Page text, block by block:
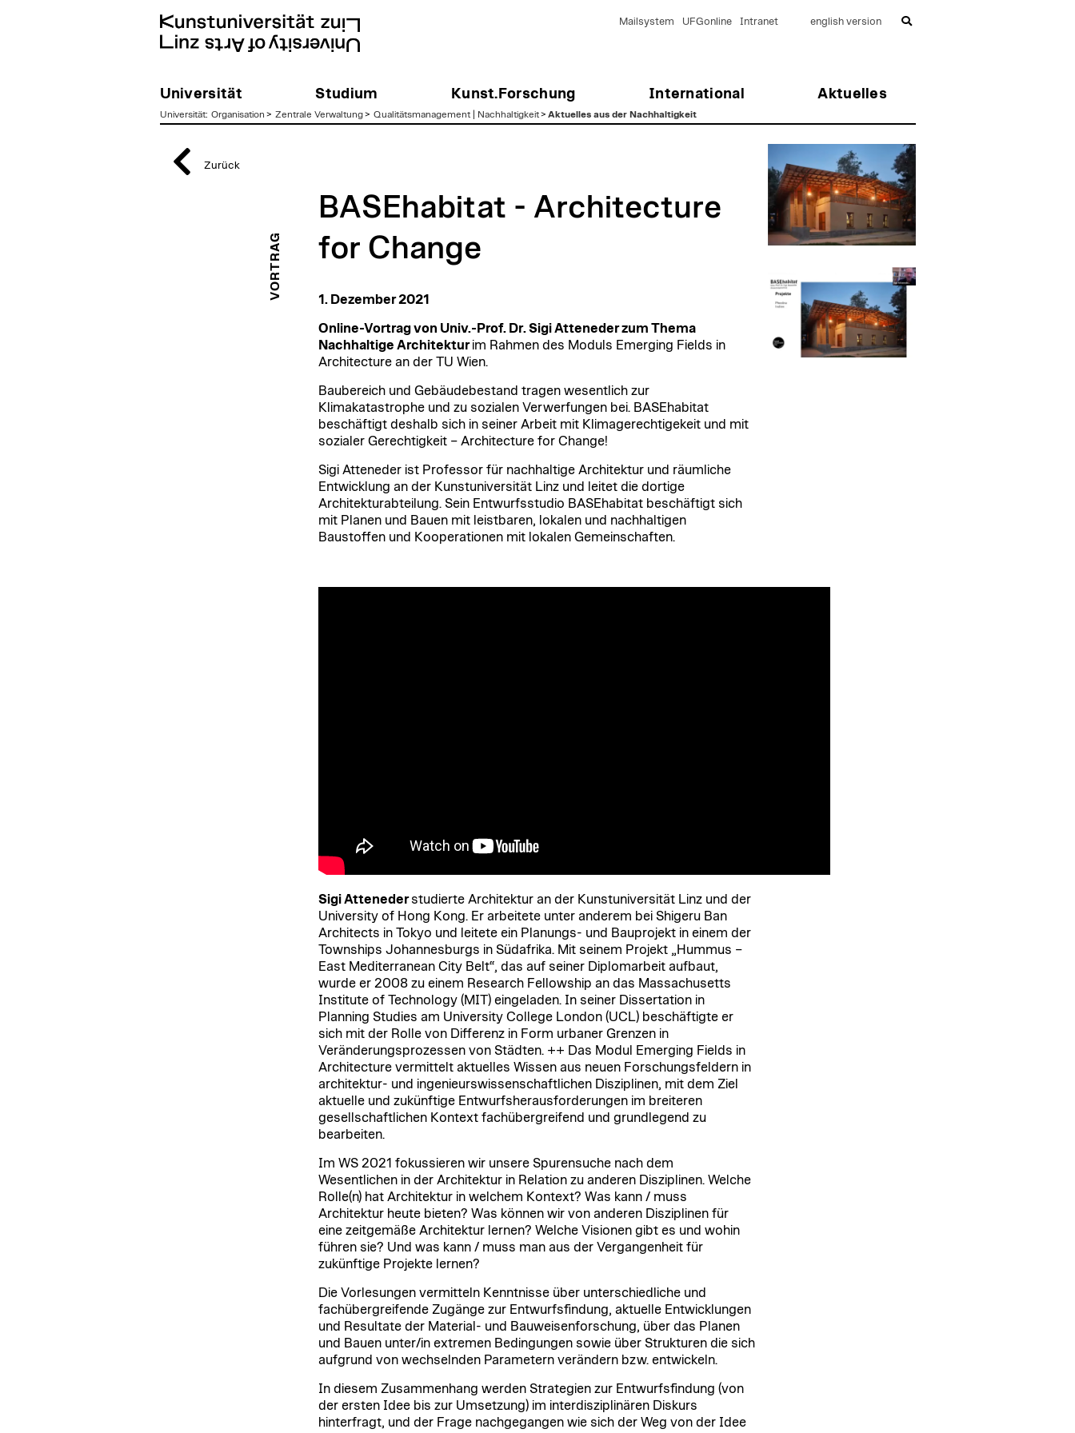
Universität Studium Kunst.Forschung International Aktuelles
Mailsystem UFGonline Intranet english version
Universität: Organisation > Zentrale Verwaltung> Qualitätsmanagement | Nachhaltigkeit> Aktuelles aus der Nachhaltigkeit
Zurück
VORTRAG
BASEhabitat - Architecture
for Change
1. Dezember 2021
Online-Vortrag von Univ.-Prof. Dr. Sigi Atteneder zum Thema
Nachhaltige Architekturim Rahmen des Moduls Emerging Fields in
Architecture an der TU Wien.
Baubereich und Gebäudebestand tragen wesentlich zur
Klimakatastrophe und zu sozialen Verwerfungen bei. BASEhabitat
beschäftigt deshalb sich in seiner Arbeit mit Klimagerechtigekeit und mit
sozialer Gerechtigkeit – Architecture for Change!
Sigi Atteneder ist Professor für nachhaltige Architektur und räumliche
Entwicklung an der Kunstuniversität Linz und leitet die dortige
Architekturabteilung. Sein Entwurfsstudio BASEhabitat beschäftigt sich
mit Planen und Bauen mit leistbaren, lokalen und nachhaltigen
Baustoffen und Kooperationen mit lokalen Gemeinschaften.
Sigi Attenederstudierte Architektur an der Kunstuniversität Linz und der
University of Hong Kong. Er arbeitete unter anderem bei Shigeru Ban
Architects in Tokyo und leitete ein Planungs- und Bauprojekt in einem der
Townships Johannesburgs in Südafrika. Mit seinem Projekt „Hummus –
East Mediterranean City Belt“, das auf seiner Diplomarbeit aufbaut,
wurde er 2008 zu einem Research Fellowship an das Massachusetts
Institute of Technology (MIT) eingeladen. In seiner Dissertation in
Planning Studies am University College London (UCL) beschäftigte er
sich mit der Rolle von Differenz in Form urbaner Grenzen in
Veränderungsprozessen von Städten. ++ Das Modul Emerging Fields in
Architecture vermittelt aktuelles Wissen aus neuen Forschungsfeldern in
architektur- und ingenieurswissenschaftlichen Disziplinen, mit dem Ziel
aktuelle und zukünftige Entwurfsherausforderungen im breiteren
gesellschaftlichen Kontext fachübergreifend und grundlegend zu
bearbeiten.
Im WS 2021 fokussieren wir unsere Spurensuche nach dem
Wesentlichen in der Architektur in Relation zu anderen Disziplinen. Welche
Rolle(n) hat Architektur in welchem Kontext? Was kann / muss
Architektur heute bieten? Was können wir von anderen Disziplinen für
eine zeitgemäße Architektur lernen? Welche Visionen gibt es und wohin
führen sie? Und was kann / muss man aus der Vergangenheit für
zukünftige Projekte lernen?
Die Vorlesungen vermitteln Kenntnisse über unterschiedliche und
fachübergreifende Zugänge zur Entwurfsfindung, aktuelle Entwicklungen
und Resultate der Material- und Bauweisenforschung, über das Planen
und Bauen unter/in extremen Bedingungen sowie über Strukturen die sich
aufgrund von wechselnden Parametern verändern bzw. entwickeln.
In diesem Zusammenhang werden Strategien zur Entwurfsfindung (von
der ersten Idee bis zur Umsetzung) im interdisziplinären Diskurs
hinterfragt, und der Frage nachgegangen wie sich der Weg von der Idee